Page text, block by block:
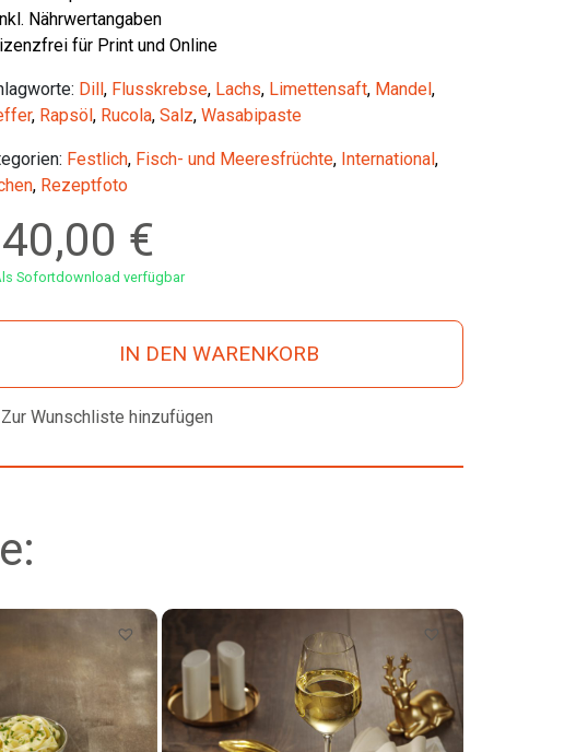
Nährwertangaben
für Print und Online
Dill , Flusskrebse, Lachs, Limettensaft, Mandel ,
, Rapsöl , Rucola, Salz, Wasabipaste
Festlich, Fisch- und Meeresfrüchte, International ,
, Rezeptfoto
€
Sofortdownload verfügbar
IN DEN WARENKORB
Zur Wunschliste hinzufügen